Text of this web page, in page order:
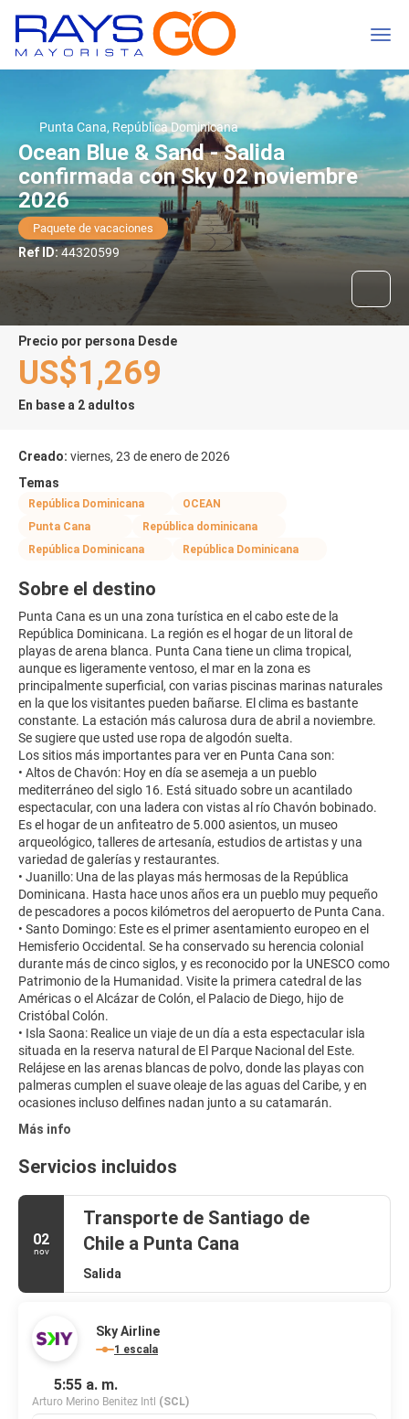
Punta Cana, República Dominicana
Ocean Blue & Sand - Salida
confirmada con Sky 02 noviembre
2026
Paquete de vacaciones
Ref ID:44320599
precio por persona Desde
US$1,269
En base a 2 adultos
Creado: viernes, 23 de enero de 2026
Temas
República Dominicana
OCEAN
Punta Cana
República dominicana
República Dominicana
República Dominicana
Sobre el destino
Punta Cana es un una zona turística en el cabo este de la
República Dominicana. La región es el hogar de un litoral de
playas de arena blanca. Punta Cana tiene un clima tropical,
aunque es ligeramente ventoso, el mar en la zona es
principalmente superficial, con varias piscinas marinas naturales
en la que los visitantes pueden bañarse. El clima es bastante
constante. La estación más calurosa dura de abril a noviembre.
Se sugiere que usted use ropa de algodón suelta.
Los sitios más importantes para ver en Punta Cana son:
• Altos de Chavón: Hoy en día se asemeja a un pueblo
mediterráneo del siglo 16. Está situado sobre un acantilado
espectacular, con una ladera con vistas al río Chavón bobinado.
Es el hogar de un anfiteatro de 5.000 asientos, un museo
arqueológico, talleres de artesanía, estudios de artistas y una
variedad de galerías y restaurantes.
• Juanillo: Una de las playas más hermosas de la República
Dominicana. Hasta hace unos años era un pueblo muy pequeño
de pescadores a pocos kilómetros del aeropuerto de Punta Cana.
• Santo Domingo: Este es el primer asentamiento europeo en el
Hemisferio Occidental. Se ha conservado su herencia colonial
durante más de cinco siglos, y es reconocido por la UNESCO como
Patrimonio de la Humanidad. Visite la primera catedral de las
Américas o el Alcázar de Colón, el Palacio de Diego, hijo de
Cristóbal Colón.
• Isla Saona: Realice un viaje de un día a esta espectacular isla
situada en la reserva natural de El Parque Nacional del Este.
Relájese en las arenas blancas de polvo, donde las playas con
palmeras cumplen el suave oleaje de las aguas del Caribe, y en
Más info
Servicios incluidos
02
nov
Transporte de Santiago de
Chile a Punta Cana
Salida
Sky Airline
1 escala
5:55 a. m.
Arturo Merino Benitez Intl (SCL)